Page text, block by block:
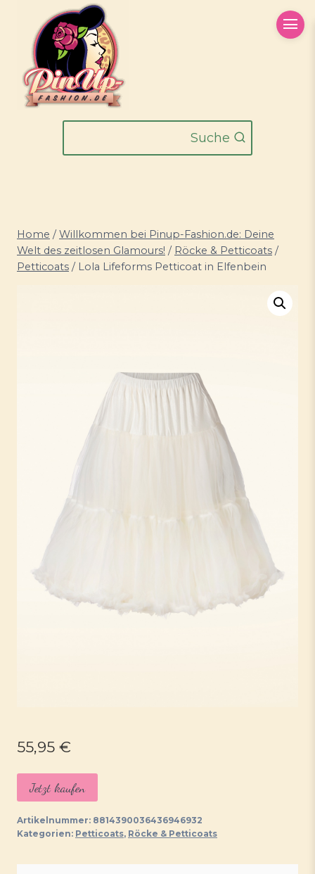
springen
Suche
Home / Willkommen bei Pinup-Fashion.de: Deine
Welt des zeitlosen Glamours! / Röcke & Petticoats /
Petticoats / Lola Lifeforms Petticoat in Elfenbein
55,95 €
Jetzt kaufen
Artikelnummer: 8814390036436946932
Kategorien: Petticoats, Röcke & Petticoats